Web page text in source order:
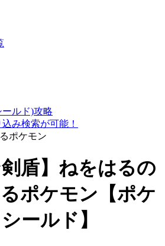
ルド)攻略
み検索が可能！
ポケモン
剣盾】ねをはるの
ポケモン【ポケ
ールド】